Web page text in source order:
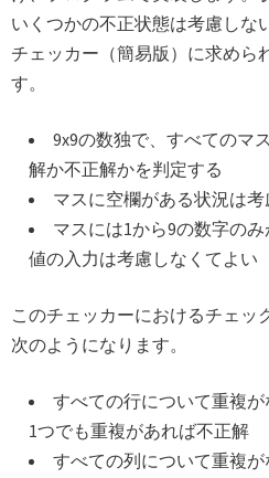
いくつかの不正状態は考慮しな
チェッカー（簡易版）に求めら
す。
9x9の数独で、すべてのマ
解か不正解かを判定する
マスに空欄がある状況は
マスには1から9の数字の
値の入力は考慮しなくてよい
このチェッカーにおけるチェッ
次のようになります。
すべての行について重複が
1つでも重複があれば不正解
すべての列について重複が